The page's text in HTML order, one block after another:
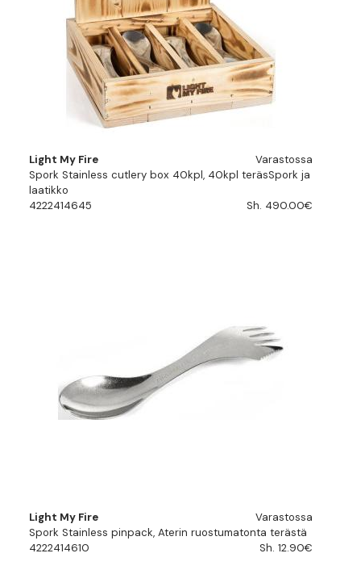
Light My Fire
Varastossa
Spork Stainless cutlery box 40kpl, 40kpl teräsSpork ja
laatikko
4222414645
Sh. 490.00€
Light My Fire
Varastossa
Spork Stainless pinpack, Aterin ruostumatonta terästä
4222414610
Sh. 12.90€